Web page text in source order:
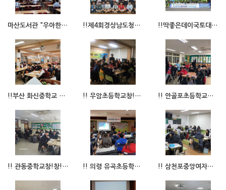
마산도서관 "우아한스피치" !!제4회경상남도청소년스피치대회 수상자명단!! !!딱좋은데이국토대장정!!
!!부산 화신중학교 자유학년제 교과동아리프로그램 진행!! 3,4,5,6월 !! 우암초등학교창!창!한비즈쿨프로그램 !! !! 안골포초등학교창!창!한청소년진로교육캠프 !!
!! 관동중학교창!창!한비즈쿨프로그램수업비즈쿨수업 !! !! 의령 유곡초등학교 기업가정신 함양에 대한 대표님 특강 !! !! 삼천포중앙여자중학교창!창!한비즈쿨프로그램수업비즈쿨수업 !!